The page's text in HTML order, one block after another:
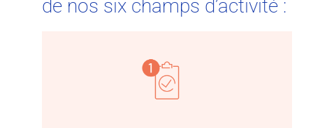
de nos six champs d’activité :